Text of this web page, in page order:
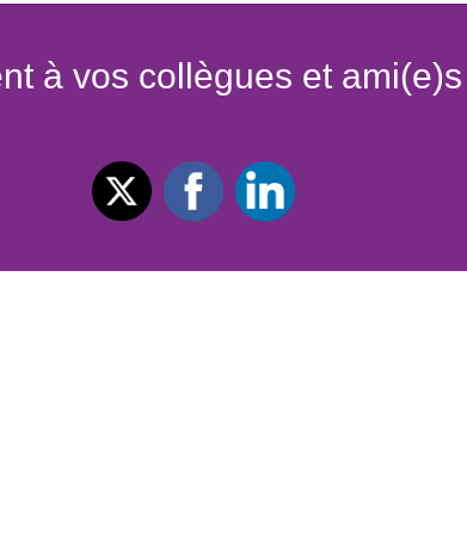
à vos collègues et